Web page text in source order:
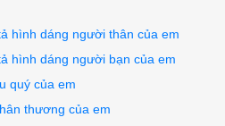
hình dáng người thân của em
hình dáng người bạn của em
quý của em
thương của em